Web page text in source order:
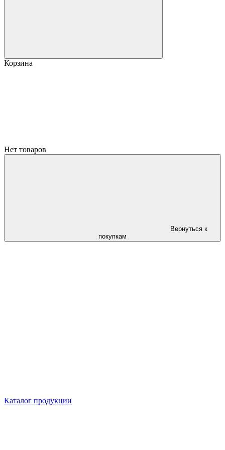
Корзина
Нет товаров
Вернуться к
покупкам
Каталог продукции